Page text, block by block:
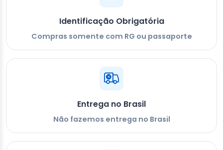
Identificação Obrigatória
Compras somente com RG ou passaporte
Entrega no Brasil
Não fazemos entrega no Brasil